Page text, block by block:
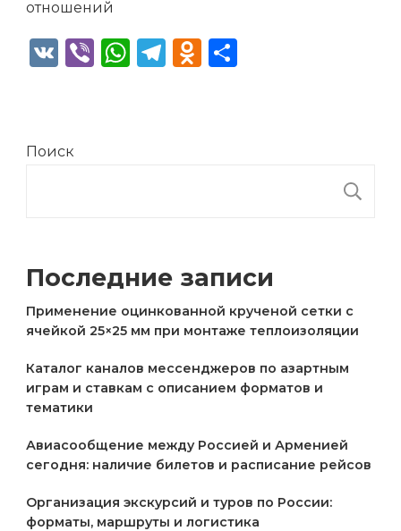
отношений
VK ViberWhatsApp
Telegram
Odnoklassniki
Поиск
Последние записи
Применение оцинкованной крученой сетки с
ячейкой 25×25 мм при монтаже теплоизоляции
Каталог каналов мессенджеров по азартным
играм и ставкам с описанием форматов и
тематики
Авиасообщение между Россией и Арменией
сегодня: наличие билетов и расписание рейсов
Организация экскурсий и туров по России:
форматы, маршруты и логистика